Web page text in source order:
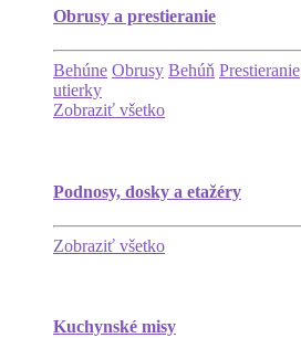
Obrusy a prestieranie
Behúne Obrusy Behúň Prestieranie
utierky
Zobraziť všetko
Podnosy, dosky a etažéry
Zobraziť všetko
Kuchynské misy